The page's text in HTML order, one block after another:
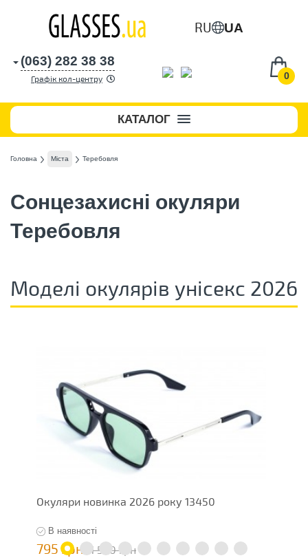
RU UA
0
(063) 282 38 38
Графік кол-центру
КАТАЛОГ
Головна Міста Теребовля
Сонцезахисні окуляри
Теребовля
Моделі окулярів унісекс 2026
Окуляри новинка 2026 року 13450
В наявності
795 грн 1 590 грн